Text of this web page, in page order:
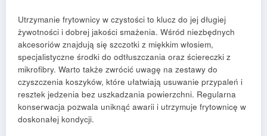
Utrzymanie frytownicy w czystości to klucz do jej długiej
żywotności i dobrej jakości smażenia. Wśród niezbędnych
akcesoriów znajdują się szczotki z miękkim włosiem,
specjalistyczne środki do odtłuszczania oraz ściereczki z
mikrofibry. Warto także zwrócić uwagę na zestawy do
czyszczenia koszyków, które ułatwiają usuwanie przypaleń i
resztek jedzenia bez uszkadzania powierzchni. Regularna
konserwacja pozwala uniknąć awarii i utrzymuje frytownicę w
doskonałej kondycji.